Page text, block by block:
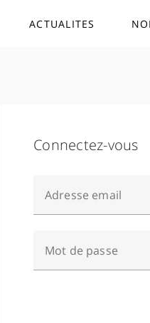
ACTUALITES
Connectez-vous
Adresse email
Mot de passe